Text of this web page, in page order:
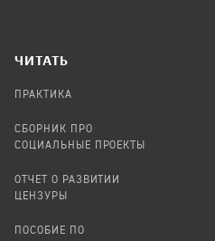
ЧИТАТЬ
ПРАКТИКА
СБОРНИК ПРО
СОЦИАЛЬНЫЕ ПРОЕКТЫ
ОТЧЕТ О РАЗВИТИИ
ЦЕНЗУРЫ
ПОСОБИЕ ПО